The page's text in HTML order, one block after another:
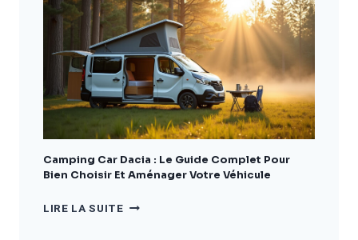
Camping Car Dacia : Le Guide Complet Pour
Bien Choisir Et Aménager Votre Véhicule
LIRE LA SUITECAMPING